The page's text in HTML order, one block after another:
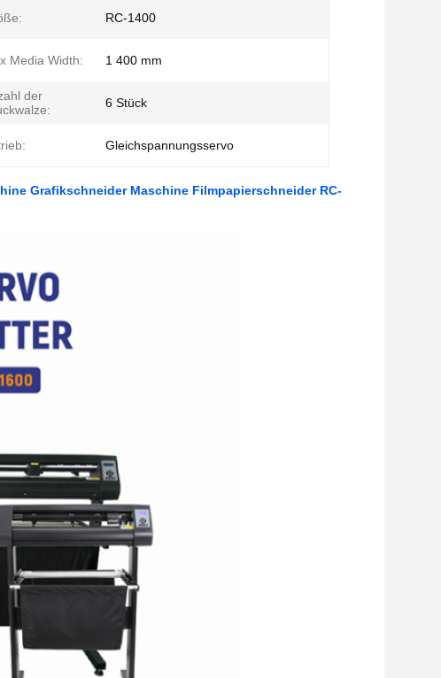
RC-1400
Media Width: 1 400 mm
der
6 Stück
Gleichspannungsservo
Grafikschneider Maschine Filmpapierschneider RC-